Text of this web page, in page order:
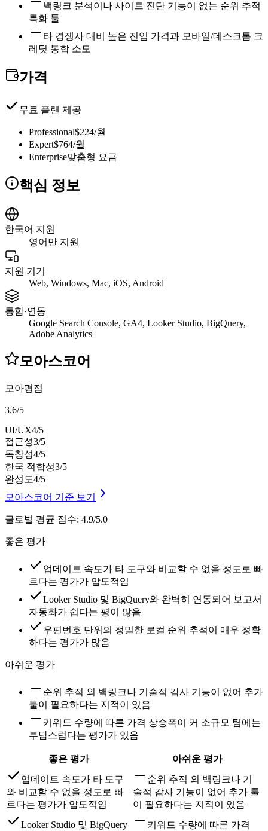
백링크 분석이나 사이트 진단 기능이 없는 순위 추적
특화 툴
타 경쟁사 대비 높은 진입 가격과 모바일/데스크톱 크
레딧 통합 소모
가격
무료 플랜 제공
Professional$224/월
Expert$764/월
Enterprise맞춤형 요금
핵심 정보
한국어 지원
영어만 지원
지원 기기
Web, Windows, Mac, iOS, Android
통합·연동
Google Search Console, GA4, Looker Studio, BigQuery,
Adobe Analytics
모아스코어
모아평점
3.6/5
UI/UX4/5
접근성3/5
독창성4/5
한국 적합성3/5
완성도4/5
모아스코어 기준 보기
글로벌 평균 점수: 4.9/5.0
좋은 평가
업데이트 속도가 타 도구와 비교할 수 없을 정도로 빠
르다는 평가가 압도적임
Looker Studio 및 BigQuery와 완벽히 연동되어 보고서
자동화가 쉽다는 평이 많음
우편번호 단위의 정밀한 로컬 순위 추적이 매우 정확
하다는 평가가 많음
아쉬운 평가
순위 추적 외 백링크나 기술적 감사 기능이 없어 추가
툴이 필요하다는 지적이 있음
키워드 수량에 따른 가격 상승폭이 커 소규모 팀에는
부담스럽다는 평가가 있음
좋은 평가
아쉬운 평가
업데이트 속도가 타 도구
와 비교할 수 없을 정도로 빠
르다는 평가가 압도적임
순위 추적 외 백링크나 기
술적 감사 기능이 없어 추가 툴
이 필요하다는 지적이 있음
Looker Studio 및 BigQuery
키워드 수량에 따른 가격